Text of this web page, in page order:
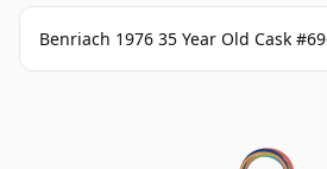
Benriach 1976 35 Year Old Cask